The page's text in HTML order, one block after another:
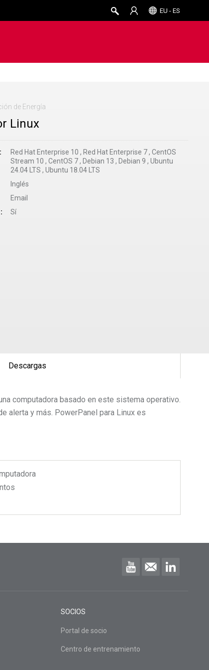
EU - ES
de Energía
Linux
Red Hat Enterprise 10 , Red Hat Enterprise 7, CentOS
Stream 10 , CentOS 7, Debian 13 , Debian 9 , Ubuntu
24.04 LTS , Ubuntu 18.04 LTS
Inglés
Email
Sí
Descargas
computadora basado en este sistema operativo.
alerta y más. PowerPanel para Linux es
SOCIOS
Portal de socio
Centro de entrenamiento